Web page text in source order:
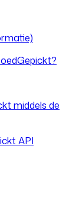
middels de
API